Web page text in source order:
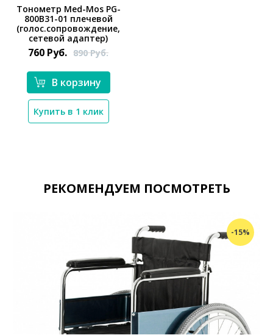
Тонометр Med-Mos PG-
800B31-01 плечевой
(голос.сопровождение,
сетевой адаптер)
760 Руб. 890Руб.
В корзину
Купить в 1 клик
РЕКОМЕНДУЕМ ПОСМОТРЕТЬ
-15%